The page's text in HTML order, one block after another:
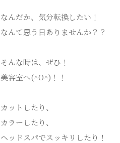
なんだか、気分転換したい！
なんて思う日ありませんか？？
そんな時は、ぜひ！
美容室へ(^O^)！！
カットしたり、
カラーしたり、
ヘッドスパでスッキリしたり！